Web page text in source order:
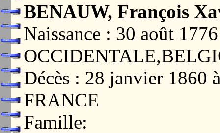
BENAUW, François
Naissance : 30 août
Décès : 28 janvier 1860
FRANCE
Famille: